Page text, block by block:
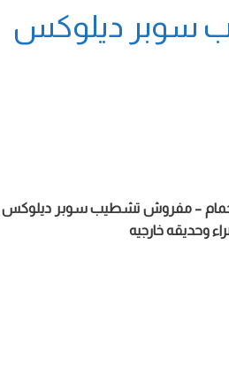
شهري جاخور في كبد 1250 م – بيت للعائله كبير 4 غرف
وحديقه خارجيه